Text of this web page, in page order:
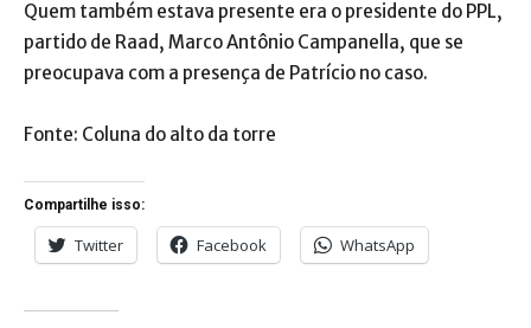
Quem também estava presente era o presidente do PPL,
partido de Raad, Marco Antônio Campanella, que se
preocupava com a presença de Patrício no caso.
Fonte: Coluna do alto da torre
Compartilhe isso:
Twitter Facebook WhatsApp